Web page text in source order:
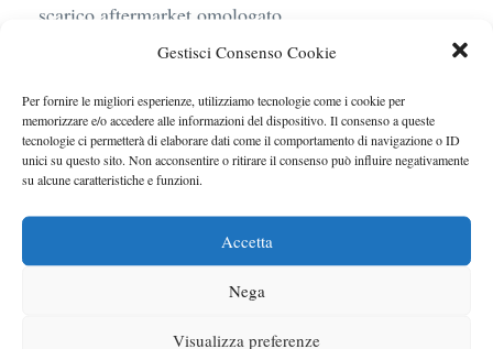
Gestisci Consenso Cookie
Per fornire le migliori esperienze, utilizziamo tecnologie come i cookie per
memorizzare e/o accedere alle informazioni del dispositivo. Il consenso a queste
tecnologie ci permetterà di elaborare dati come il comportamento di navigazione o ID
unici su questo sito. Non acconsentire o ritirare il consenso può influire negativamente
su alcune caratteristiche e funzioni.
Accetta
Nega
Visualizza preferenze
scarico aftermarket omologato
Audi Q4 e-Tron 40 Business elettrica: mobilità
termine
Ufficiale l’arrivo degli stop lampeggianti
obbligatori in Italia
Le caratteristiche del motore Turbo 100 di